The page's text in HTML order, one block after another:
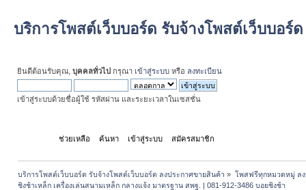
บริการโพสต์เว็บบอร์ด รับจ้างโพสต์เว็บบอร์
ยินดีต้อนรับคุณ, บุคคลทั่วไป กรุณา เข้าสู่ระบบ หรือ ลงทะเบียน
เข้าสู่ระบบด้วยชื่อผู้ใช้ รหัสผ่าน และระยะเวลาในเซสชั่น
ช่วยเหลือ ค้นหา เข้าสู่ระบบ สมัครสมาชิก
บริการโพสต์เว็บบอร์ด รับจ้างโพสต์เว็บบอร์ด ลงประกาศขายสินค้า » โพสฟรีทุกหมวดหมู่ ล
ชิงช้าเหล็ก เครื่องเล่นสนามเหล็ก กลางแจ้ง มาตรฐาน สพฐ. | 081-912-3486 บอยชิงช้า